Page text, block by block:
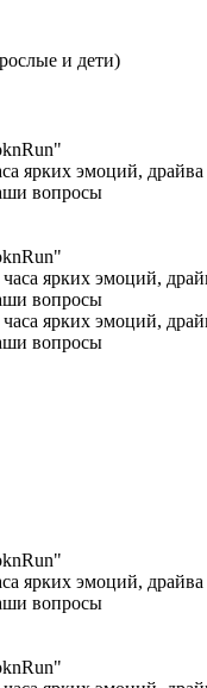
и дети)
ярких эмоций,
вопросы
часа ярких эмоций,
вопросы
часа ярких эмоций,
вопросы
ярких эмоций,
вопросы